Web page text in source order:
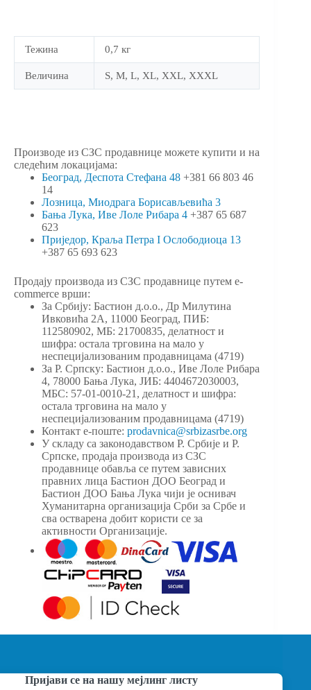
Тежина 0,7 кг
Величина S, M, L, XL, XXL, XXXL
Производе из СЗС продавнице можете купити и на
следећим локацијама:
Београд, Деспота Стефана 48 +381 66 803 46
14
Лозница, Миодрага Борисављевића 3
Бања Лука, Иве Лоле Рибара 4 +387 65 687
623
Приједор, Краља Петра I Ослободиоца 13
+387 65 693 623
Продају производа из СЗС продавнице путем e-
commerce врши:
За Србију: Бастион д.о.о., Др Милутина
Ивковића 2А, 11000 Београд, ПИБ:
112580902, МБ: 21700835, делатност и
шифра: остала трговина на мало у
неспецијализованим продавницама (4719)
За Р. Српску: Бастион д.о.о., Иве Лоле Рибара
4, 78000 Бања Лука, ЈИБ: 4404672030003,
МБС: 57-01-0010-21, делатност и шифра:
остала трговина на мало у
неспецијализованим продавницама (4719)
Контакт е-поште: prodavnica@srbizasrbe.org
У складу са законодавством Р. Србије и Р.
Српске, продаја производа из СЗС
продавнице обавља се путем зависних
правних лица Бастион ДОО Београд и
Бастион ДОО Бања Лука чији је оснивач
Хуманитарна организација Срби за Србе и
сва остварена добит користи се за
активности Организације.
Пријави се на нашу мејлинг листу